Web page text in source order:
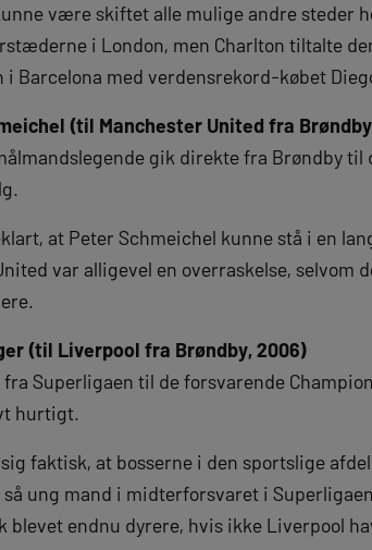
være skiftet alle mulige andre steder
i London, men Charlton tiltalte
Barcelona med verdensrekord-købet
(til Manchester United fra
gik direkte fra Brøndby
at Peter Schmeichel kunne stå i en
var alligevel en overraskelse, selvom
(til Liverpool fra Brøndby, 2006)
Superligaen til de forsvarende
hurtigt.
faktisk, at bosserne i den sportslige
så ung mand i midterforsvaret i
blevet endnu dyrere, hvis ikke Liverpool